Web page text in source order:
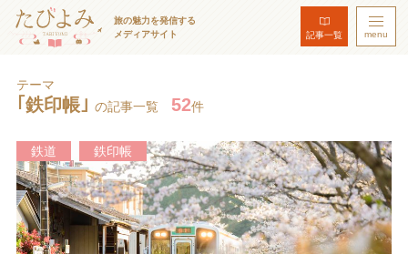
旅の魅力を発信する
メディアサイト
記事一覧 menu
テーマ
｢鉄印帳｣ の記事一覧 52件
鉄道 鉄印帳